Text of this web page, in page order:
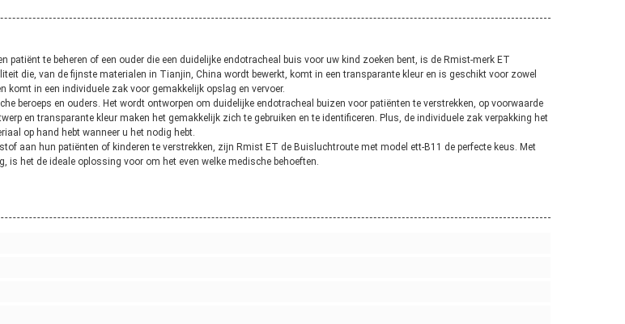
te beheren of een ouder die een duidelijke endotracheal buis voor uw kind zoeken bent, is de Rmist-merk ET
die, van de fijnste materialen in Tianjin, China wordt bewerkt, komt in een transparante kleur en is geschikt voor zowel
komt in een individuele zak voor gemakkelijk opslag en vervoer.
beroeps en ouders. Het wordt ontworpen om duidelijke endotracheal buizen voor patiënten te verstrekken, op voorwaarde
en transparante kleur maken het gemakkelijk zich te gebruiken en te identificeren. Plus, de individuele zak verpakking het
op hand hebt wanneer u het nodig hebt.
aan hun patiënten of kinderen te verstrekken, zijn Rmist ET de Buisluchtroute met model ett-B11 de perfecte keus. Met
het de ideale oplossing voor om het even welke medische behoeften.